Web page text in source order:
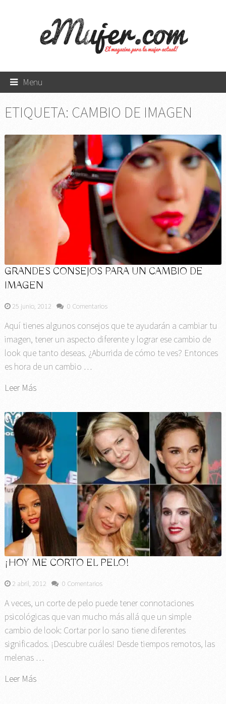
Menu
ETIQUETA: CAMBIO DE IMAGEN
GRANDES CONSEJOS PARA UN CAMBIO DE
IMAGEN
25 junio, 2012 0 Comentarios
Aquí tienes algunos consejos que te ayudarán a cambiar tu
imagen, tener un aspecto diferente y lograr ese cambio de
look que tanto deseas. ¿Aburrida de cómo te ves? Entonces
es hora de un cambio …
Leer Más
¡HOY ME CORTO EL PELO!
2 abril, 2012 0 Comentarios
A veces, un corte de pelo puede tener connotaciones
psicológicas que van mucho más allá que un simple
cambio de look: Cortar por lo sano tiene diferentes
significados. ¡Descubre cuáles! Desde tiempos remotos, las
melenas …
Leer Más